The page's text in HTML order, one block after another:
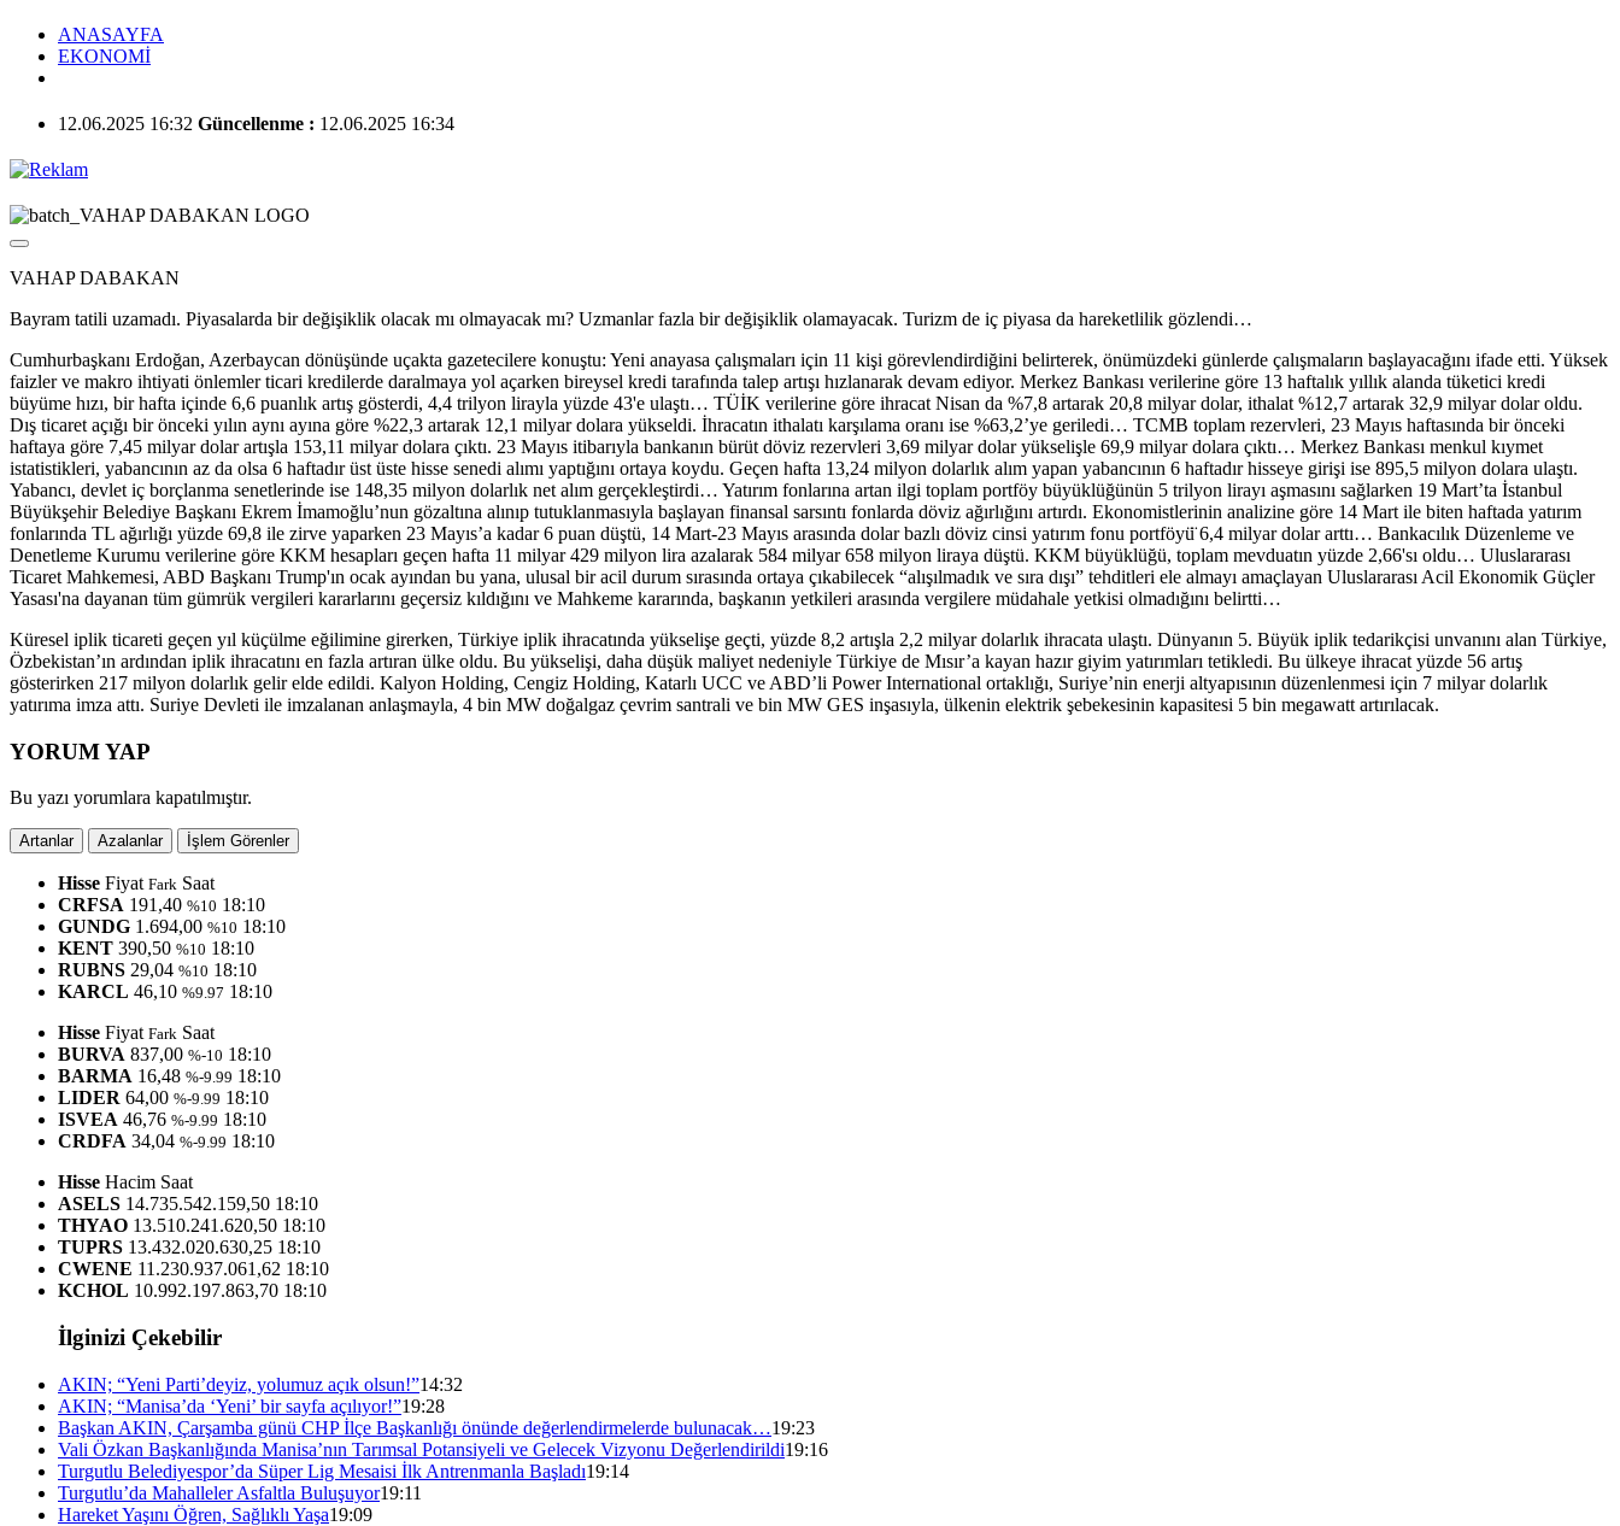
ANASAYFA
EKONOMİ
12.06.2025 16:32 Güncellenme : 12.06.2025 16:34
VAHAP DABAKAN
Bayram tatili uzamadı. Piyasalarda bir değişiklik olacak mı olmayacak mı? Uzmanlar fazla bir değişiklik olamayacak. Turizm de iç piyasa da hareketlilik gözlendi…
Cumhurbaşkanı Erdoğan, Azerbaycan dönüşünde uçakta gazetecilere konuştu: Yeni anayasa çalışmaları için 11 kişi görevlendirdiğini belirterek, önümüzdeki günlerde çalışmaların başlayacağını ifade etti. Yüksek
faizler ve makro ihtiyati önlemler ticari kredilerde daralmaya yol açarken bireysel kredi tarafında talep artışı hızlanarak devam ediyor. Merkez Bankası verilerine göre 13 haftalık yıllık alanda tüketici kredi
büyüme hızı, bir hafta içinde 6,6 puanlık artış gösterdi, 4,4 trilyon lirayla yüzde 43'e ulaştı… TÜİK verilerine göre ihracat Nisan da %7,8 artarak 20,8 milyar dolar, ithalat %12,7 artarak 32,9 milyar dolar oldu.
Dış ticaret açığı bir önceki yılın aynı ayına göre %22,3 artarak 12,1 milyar dolara yükseldi. İhracatın ithalatı karşılama oranı ise %63,2’ye geriledi… TCMB toplam rezervleri, 23 Mayıs haftasında bir önceki
haftaya göre 7,45 milyar dolar artışla 153,11 milyar dolara çıktı. 23 Mayıs itibarıyla bankanın bürüt döviz rezervleri 3,69 milyar dolar yükselişle 69,9 milyar dolara çıktı… Merkez Bankası menkul kıymet
istatistikleri, yabancının az da olsa 6 haftadır üst üste hisse senedi alımı yaptığını ortaya koydu. Geçen hafta 13,24 milyon dolarlık alım yapan yabancının 6 haftadır hisseye girişi ise 895,5 milyon dolara ulaştı.
Yabancı, devlet iç borçlanma senetlerinde ise 148,35 milyon dolarlık net alım gerçekleştirdi… Yatırım fonlarına artan ilgi toplam portföy büyüklüğünün 5 trilyon lirayı aşmasını sağlarken 19 Mart’ta İstanbul
Büyükşehir Belediye Başkanı Ekrem İmamoğlu’nun gözaltına alınıp tutuklanmasıyla başlayan finansal sarsıntı fonlarda döviz ağırlığını artırdı. Ekonomistlerinin analizine göre 14 Mart ile biten haftada yatırım
fonlarında TL ağırlığı yüzde 69,8 ile zirve yaparken 23 Mayıs’a kadar 6 puan düştü, 14 Mart-23 Mayıs arasında dolar bazlı döviz cinsi yatırım fonu portföyü̈ 6,4 milyar dolar arttı… Bankacılık Düzenleme ve
Denetleme Kurumu verilerine göre KKM hesapları geçen hafta 11 milyar 429 milyon lira azalarak 584 milyar 658 milyon liraya düştü. KKM büyüklüğü, toplam mevduatın yüzde 2,66'sı oldu… Uluslararası
Ticaret Mahkemesi, ABD Başkanı Trump'ın ocak ayından bu yana, ulusal bir acil durum sırasında ortaya çıkabilecek “alışılmadık ve sıra dışı” tehditleri ele almayı amaçlayan Uluslararası Acil Ekonomik Güçler
Yasası'na dayanan tüm gümrük vergileri kararlarını geçersiz kıldığını ve Mahkeme kararında, başkanın yetkileri arasında vergilere müdahale yetkisi olmadığını belirtti…
Küresel iplik ticareti geçen yıl küçülme eğilimine girerken, Türkiye iplik ihracatında yükselişe geçti, yüzde 8,2 artışla 2,2 milyar dolarlık ihracata ulaştı. Dünyanın 5. Büyük iplik tedarikçisi unvanını alan Türkiye,
Özbekistan’ın ardından iplik ihracatını en fazla artıran ülke oldu. Bu yükselişi, daha düşük maliyet nedeniyle Türkiye de Mısır’a kayan hazır giyim yatırımları tetikledi. Bu ülkeye ihracat yüzde 56 artış
gösterirken 217 milyon dolarlık gelir elde edildi. Kalyon Holding, Cengiz Holding, Katarlı UCC ve ABD’li Power International ortaklığı, Suriye’nin enerji altyapısının düzenlenmesi için 7 milyar dolarlık
yatırıma imza attı. Suriye Devleti ile imzalanan anlaşmayla, 4 bin MW doğalgaz çevrim santrali ve bin MW GES inşasıyla, ülkenin elektrik şebekesinin kapasitesi 5 bin megawatt artırılacak.
YORUM YAP
Bu yazı yorumlara kapatılmıştır.
Artanlar Azalanlar İşlem Görenler
Hisse Fiyat Fark Saat
CRFSA 191,40 %10 18:10
GUNDG 1.694,00 %10 18:10
KENT 390,50 %10 18:10
RUBNS 29,04 %10 18:10
KARCL 46,10 %9.97 18:10
Hisse Fiyat Fark Saat
BURVA 837,00 %-10 18:10
BARMA 16,48 %-9.99 18:10
LIDER 64,00 %-9.99 18:10
ISVEA 46,76 %-9.99 18:10
CRDFA 34,04 %-9.99 18:10
Hisse Hacim Saat
ASELS 14.735.542.159,50 18:10
THYAO 13.510.241.620,50 18:10
TUPRS 13.432.020.630,25 18:10
CWENE 11.230.937.061,62 18:10
KCHOL 10.992.197.863,70 18:10
İlginizi Çekebilir
AKIN; “Yeni Parti’deyiz, yolumuz açık olsun!”14:32
AKIN; “Manisa’da ‘Yeni’ bir sayfa açılıyor!”19:28
Başkan AKIN, Çarşamba günü CHP İlçe Başkanlığı önünde değerlendirmelerde bulunacak…19:23
Vali Özkan Başkanlığında Manisa’nın Tarımsal Potansiyeli ve Gelecek Vizyonu Değerlendirildi19:16
Turgutlu Belediyespor’da Süper Lig Mesaisi İlk Antrenmanla Başladı19:14
Turgutlu’da Mahalleler Asfaltla Buluşuyor19:11
Hareket Yaşını Öğren, Sağlıklı Yaşa19:09